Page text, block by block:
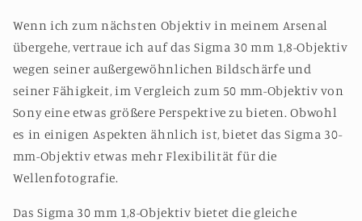
Wenn ich zum nächsten Objektiv in meinem Arsenal
übergehe, vertraue ich auf das Sigma 30 mm 1,8-Objektiv
wegen seiner außergewöhnlichen Bildschärfe und
seiner Fähigkeit, im Vergleich zum 50 mm-Objektiv von
Sony eine etwas größere Perspektive zu bieten. Obwohl
es in einigen Aspekten ähnlich ist, bietet das Sigma 30-
mm-Objektiv etwas mehr Flexibilität für die
Wellenfotografie.
Das Sigma 30 mm 1,8-Objektiv bietet die gleiche